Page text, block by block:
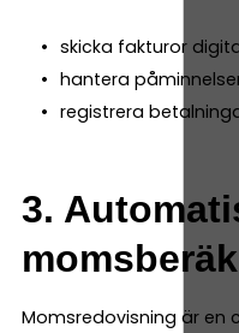
skicka fakturor
hantera
registrera
3.
Momsredovisning är en